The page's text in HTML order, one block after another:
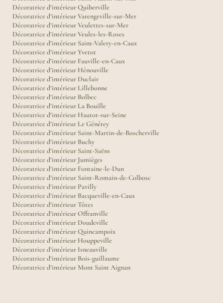
Décoratrice d’intérieur Quiberville
Décoratrice d’intérieur Varengeville-sur-Mer
Décoratrice d’intérieur Veulettes-sur-Mer
Décoratrice d’intérieur Veules-les-Roses
Décoratrice d’intérieur Saint-Valery-en-Caux
Décoratrice d’intérieur Yvetot
Décoratrice d’intérieur Fauville-en-Caux
Décoratrice d’intérieur Hénouville
Décoratrice d’intérieur Duclair
Décoratrice d’intérieur Lillebonne
Décoratrice d’intérieur Bolbec
Décoratrice d’intérieur La Bouille
Décoratrice d’intérieur Hautot-sur-Seine
Décoratrice d’intérieur Le Génétey
Décoratrice d’intérieur Saint-Martin-de-Boscherville
Décoratrice d’intérieur Buchy
Décoratrice d’intérieur Saint-Saëns
Décoratrice d’intérieur Jumièges
Décoratrice d’intérieur Fontaine-le-Dun
Décoratrice d’intérieur Saint-Romain-de-Colbosc
Décoratrice d’intérieur Pavilly
Décoratrice d’intérieur Bacqueville-en-Caux
Décoratrice d’intérieur Tôtes
Décoratrice d’intérieur Offranville
Décoratrice d’intérieur Doudeville
Décoratrice d’intérieur Quincampoix
Décoratrice d’intérieur Houppeville
Décoratrice d’intérieur Isneauville
Décoratrice d’intérieur Bois-guillaume
Décoratrice d’intérieur Mont Saint Aignan